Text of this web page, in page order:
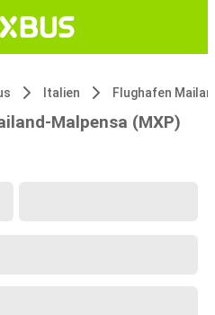
Italien
Malpensa (MXP)